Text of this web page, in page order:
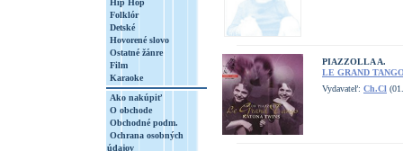
Hip Hop
Folklór
Detské
Hovorené slovo
Ostatné žánre
Film
Karaoke
Ako nakúpiť
O obchode
Obchodné podm.
Ochrana osobných
údajov
PIAZZOLLA A.
LE GRAND
Vydavateľ: Ch.Cl